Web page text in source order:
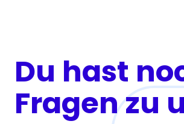
Du hast
Fragen zu